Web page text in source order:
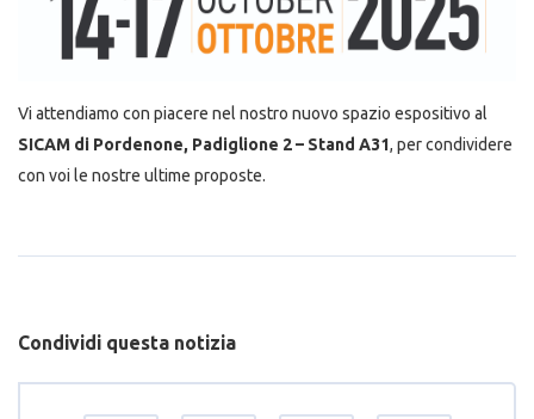
Vi attendiamo con piacere nel nostro nuovo spazio espositivo al
SICAM di Pordenone, Padiglione 2 – Stand A31, per condividere
con voi le nostre ultime proposte.
Condividi questa notizia